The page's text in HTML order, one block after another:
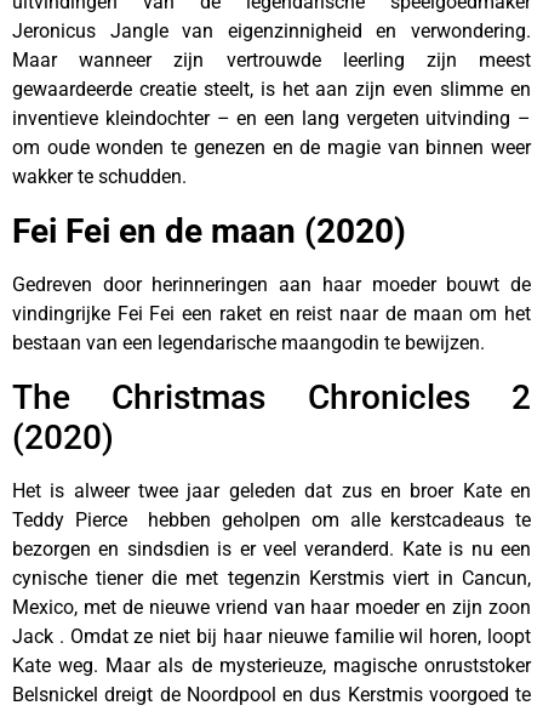
Jeronicus Jangle van eigenzinnigheid en verwondering.
Maar wanneer zijn vertrouwde leerling zijn meest
gewaardeerde creatie steelt, is het aan zijn even slimme en
inventieve kleindochter – en een lang vergeten uitvinding –
om oude wonden te genezen en de magie van binnen weer
wakker te schudden.
Fei Fei en de maan (2020)
Gedreven door herinneringen aan haar moeder bouwt de
vindingrijke Fei Fei een raket en reist naar de maan om het
bestaan van een legendarische maangodin te bewijzen.
The Christmas Chronicles 2
(2020)
Het is alweer twee jaar geleden dat zus en broer Kate en
Teddy Pierce hebben geholpen om alle kerstcadeaus te
bezorgen en sindsdien is er veel veranderd. Kate is nu een
cynische tiener die met tegenzin Kerstmis viert in Cancun,
Mexico, met de nieuwe vriend van haar moeder en zijn zoon
Jack . Omdat ze niet bij haar nieuwe familie wil horen, loopt
Kate weg. Maar als de mysterieuze, magische onruststoker
Belsnickel dreigt de Noordpool en dus Kerstmis voorgoed te